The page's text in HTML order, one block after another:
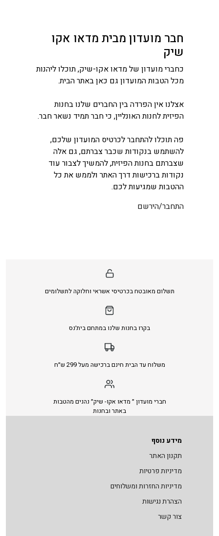
חבר מועדון מבית מדאו אקו
שיק
כחברי מועדון של מדאו אקו-שיק, תוכלו ליהנות
מכל הטבות המועדון גם כאן באתר הבית.
אצלנו אין הפרדה בין החברים שלנו בחנות
הפיזית לחנות האונליין, כי חבר תמיד נשאר חבר.
פה תוכלו להתחבר לכרטיס המועדון שלכם,
להשתמש בנקודות שכבר צברתם, גם אלה
שצברתם בחנות הפיזית, להמשיך לצבור עוד
נקודות ברכישות דרך האתר ולממש את כל
ההטבות שמגיעות לכם.
התחבר/הירשם
תשלום מאובטח בכרטיסי אשראי וחלוקה לתשלומים
בקרו בחנות שלנו במתחם בית׳נס
משלוח עד הבית חינם ברכישה מעל 299 ש״ח
חברי מועדון ״ מדאו אקו- שיק״ נהנים מהטבות
באתר ובחנות
מידע נוסף
תקנון האתר
מדיניות פרטיות
מדיניות החזרות ומשלוחים
הצהרת נגישות
צור קשר